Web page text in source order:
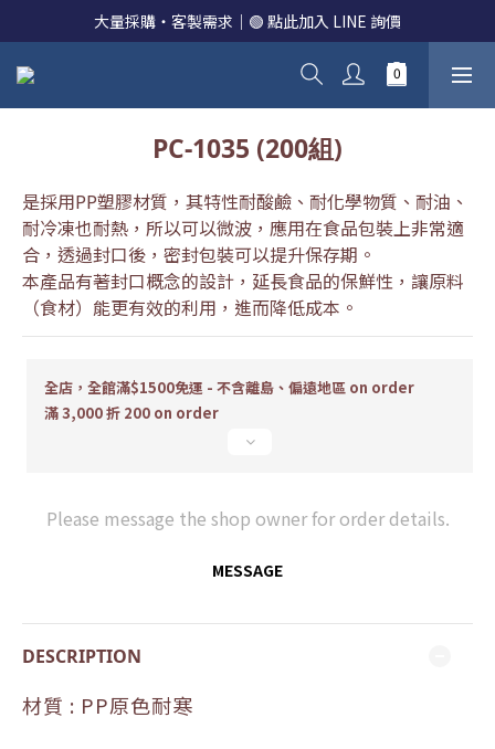
大量採購・客製需求｜🟢 點此加入 LINE 詢價
PC-1035 (200組)
是採用PP塑膠材質，其特性耐酸鹼、耐化學物質、耐油、
耐冷凍也耐熱，所以可以微波，應用在食品包裝上非常適
合，透過封口後，密封包裝可以提升保存期。
本產品有著封口概念的設計，延長食品的保鮮性，讓原料
（食材）能更有效的利用，進而降低成本。
全店，全館滿$1500免運 - 不含離島、偏遠地區 on order
滿 3,000 折 200 on order
Please message the shop owner for order details.
MESSAGE
DESCRIPTION
材質 : PP原色耐寒